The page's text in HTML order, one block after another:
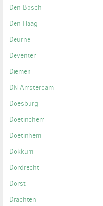
Den Bosch
Den Haag
Deurne
Deventer
Diemen
DN Amsterdam
Doesburg
Doetinchem
Doetinhem
Dokkum
Dordrecht
Dorst
Drachten